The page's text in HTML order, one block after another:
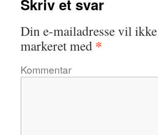
Skriv et svar
Din e-mailadresse vil
markeret med *
Kommentar